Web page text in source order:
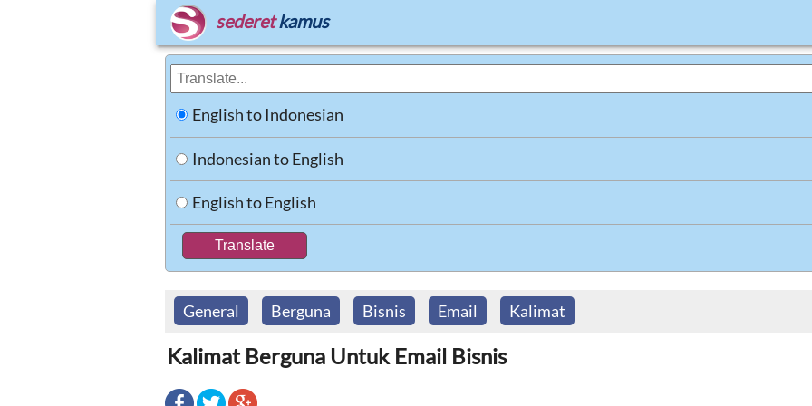
sederet kamus
English to Indonesian
Indonesian to English
English to English
General Berguna Bisnis Email Kalimat
Kalimat Berguna Untuk Email Bisnis